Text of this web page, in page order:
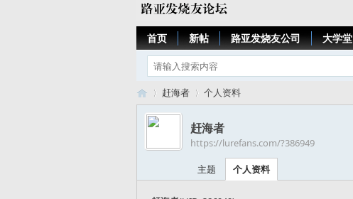
首页 新帖 路亚发烧友公司 大学堂
›
赶海者 个人资料
赶海者
https://lurefans.com/?386949
主题 个人资料